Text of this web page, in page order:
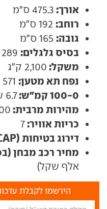
אורך: 475.3 ס"מ
רוחב:
גובה:
בסיס גלגלים:
משקל: 2,100 ק"ג
נפח תא מטען:
100-0 קמ"ש: 6.7 שניות
מהירות מרבית: 200
כריות אוויר: 7
דירוג בטיחות (Euro NCAP):
מחיר רכב מבחן
אלף שקל)
הירשמו לקבלת